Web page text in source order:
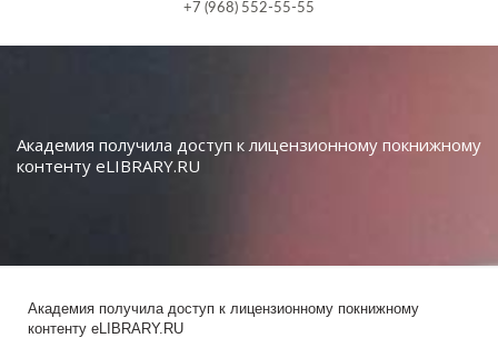
+7 (968) 552-55-55
Академия получила доступ к лицензионному покнижному
контенту eLIBRARY.RU
Академия получила доступ к лицензионному покнижному
контенту eLIBRARY.RU